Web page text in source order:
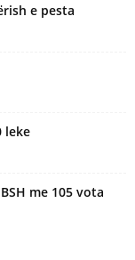
e pesta
leke
me 105 vota